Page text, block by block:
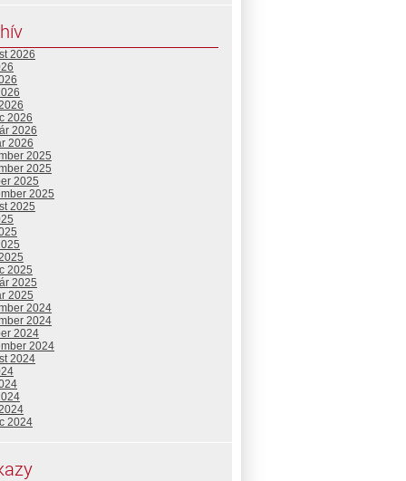
2026
2026
2026
2026
2025
2025
2025
2025
2025
2025
2025
2025
2024
2024
2024
2024
2024
2024